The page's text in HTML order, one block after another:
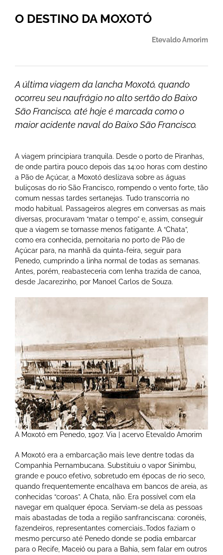
O DESTINO DA MOXOTÓ
Etevaldo Amorim
A última viagem da lancha Moxotó, quando
ocorreu seu naufrágio no alto sertão do Baixo
São Francisco, até hoje é marcada como o
maior acidente naval do Baixo São Francisco.
A viagem principiara tranquila. Desde o porto de Piranhas,
de onde partira pouco depois das 14:00 horas com destino
a Pão de Açúcar, a Moxotó deslizava sobre as águas
buliçosas do rio São Francisco, rompendo o vento forte, tão
comum nessas tardes sertanejas. Tudo transcorria no
modo habitual. Passageiros alegres em conversas as mais
diversas, procuravam “matar o tempo” e, assim, conseguir
que a viagem se tornasse menos fatigante. A “Chata”,
como era conhecida, pernoitaria no porto de Pão de
Açúcar para, na manhã da quinta-feira, seguir para
Penedo, cumprindo a linha normal de todas as semanas.
Antes, porém, reabasteceria com lenha trazida de canoa,
desde Jacarezinho, por Manoel Carlos de Souza.
A Moxotó em Penedo, 1907. Via | acervo Etevaldo Amorim
A Moxotó era a embarcação mais leve dentre todas da
Companhia Pernambucana. Substituiu o vapor Sinimbu,
grande e pouco efetivo, sobretudo em épocas de rio seco,
quando frequentemente encalhava em bancos de areia, as
conhecidas “coroas”. A Chata, não. Era possível com ela
navegar em qualquer época. Serviam-se dela as pessoas
mais abastadas de toda a região sanfranciscana: coronéis,
fazendeiros, representantes comerciais…Todos faziam o
mesmo percurso até Penedo donde se podia embarcar
para o Recife, Maceió ou para a Bahia, sem falar em outros